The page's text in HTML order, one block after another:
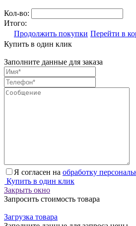
Кол-во:
Итого:
Продолжить покупки Перейти в
Купить в один клик
Заполните данные для заказа
Я согласен на обработку
Купить в один клик
Закрыть окно
Запросить стоимость товара
Загрузка товара